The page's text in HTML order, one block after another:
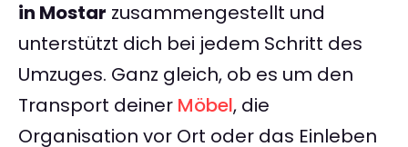
in Mostar zusammengestellt und
unterstützt dich bei jedem Schritt des
Umzuges. Ganz gleich, ob es um den
Transport deiner Möbel, die
Organisation vor Ort oder das Einleben